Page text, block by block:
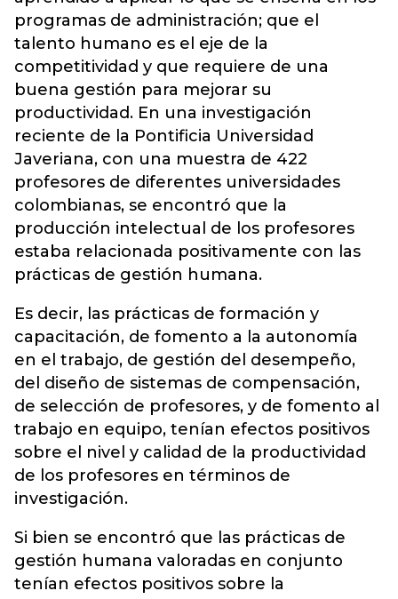
programas de administración; que el
talento humano es el eje de la
competitividad y que requiere de una
buena gestión para mejorar su
productividad. En una investigación
reciente de la Pontificia Universidad
Javeriana, con una muestra de 422
profesores de diferentes universidades
colombianas, se encontró que la
producción intelectual de los profesores
estaba relacionada positivamente con las
prácticas de gestión humana.
Es decir, las prácticas de formación y
capacitación, de fomento a la autonomía
en el trabajo, de gestión del desempeño,
del diseño de sistemas de compensación,
de selección de profesores, y de fomento al
trabajo en equipo, tenían efectos positivos
sobre el nivel y calidad de la productividad
de los profesores en términos de
investigación.
Si bien se encontró que las prácticas de
gestión humana valoradas en conjunto
tenían efectos positivos sobre la